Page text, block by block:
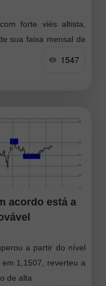
forte viés altista,
sua faixa mensal de
o rompimento
1547
acordo está a
a partir do nível
1,1507, reverteu a
de alta